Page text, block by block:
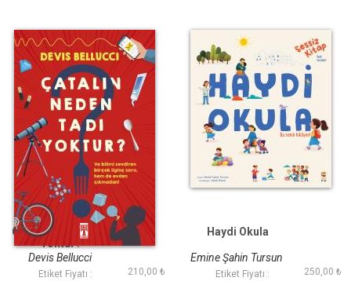
Çatalın Neden Tadı
Yoktur?
Devis Bellucci
Etiket Fiyatı : 210,00 ₺
Haydi Okula
Emine Şahin Tursun
Etiket Fiyatı : 250,00 ₺